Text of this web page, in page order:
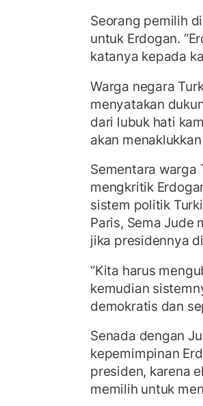
Seorang pemilih
untuk Erdogan.
katanya kepada
Warga negara
menyatakan
dari lubuk hati
akan
Sementara warga
mengkritik
sistem politik
Paris, Sema Jude
jika presidennya
“Kita harus
kemudian
demokratis dan
Senada dengan
kepemimpinan
presiden, karena
memilih untuk